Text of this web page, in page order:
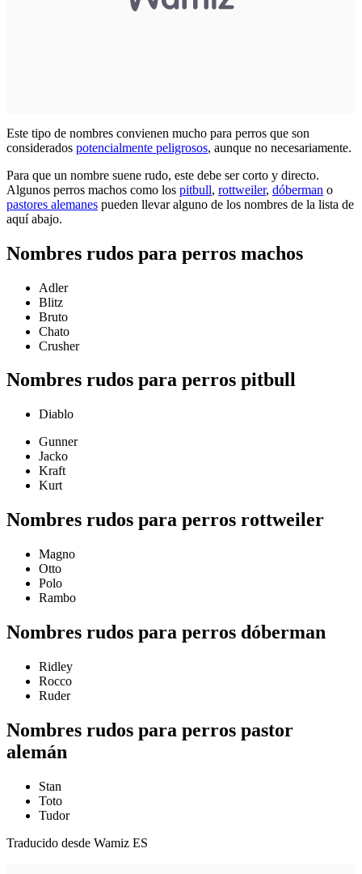
Este tipo de nombres convienen mucho para perros que son
considerados potencialmente peligrosos, aunque no necesariamente.
Para que un nombre suene rudo, este debe ser corto y directo.
Algunos perros machos como los pitbull, rottweiler, dóberman o
pastores alemanes pueden llevar alguno de los nombres de la lista de
aquí abajo.
Nombres rudos para perros machos
Adler
Blitz
Bruto
Chato
Crusher
Nombres rudos para perros pitbull
Diablo
Gunner
Jacko
Kraft
Kurt
Nombres rudos para perros rottweiler
Magno
Otto
Polo
Rambo
Nombres rudos para perros dóberman
Ridley
Rocco
Ruder
Nombres rudos para perros pastor
alemán
Stan
Toto
Tudor
Traducido desde Wamiz ES